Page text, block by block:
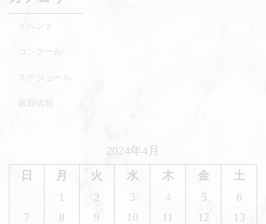
イベント
コンクール
スケジュール
最新情報
2024年4月
日
月 火 水 木 金
土
1
2 3 4 5
6
7
8 9 10 11 12
13